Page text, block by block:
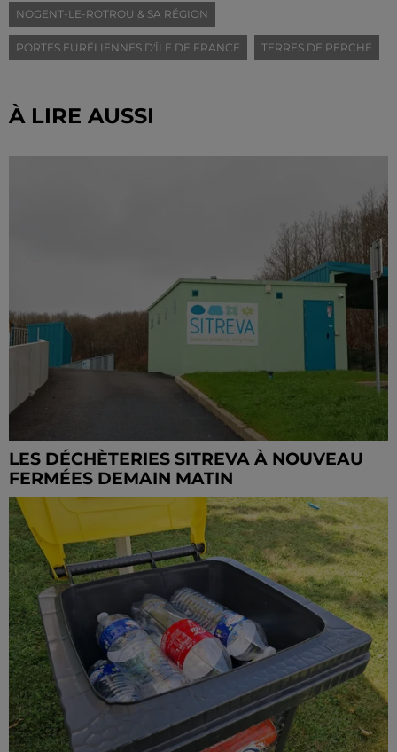
NOGENT-LE-ROTROU & SA RÉGION
PORTES EURÉLIENNES D'ÎLE DE FRANCE TERRES DE PERCHE
À LIRE AUSSI
LES DÉCHÈTERIES SITREVA À NOUVEAU
FERMÉES DEMAIN MATIN